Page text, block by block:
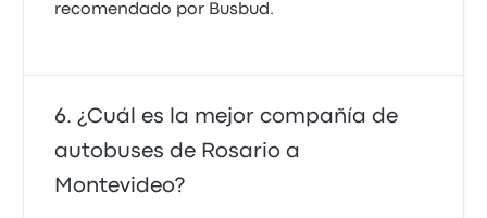
recomendado por Busbud.
¿Cuál es la mejor compañía de
autobuses de Rosario a
Montevideo?